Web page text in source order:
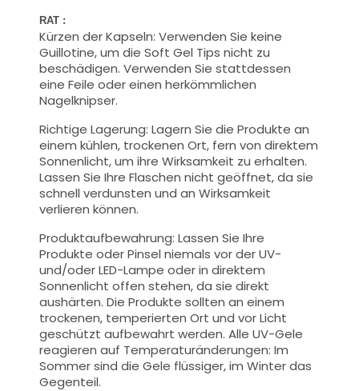
RAT :
Kürzen der Kapseln: Verwenden Sie keine
Guillotine, um die Soft Gel Tips nicht zu
beschädigen. Verwenden Sie stattdessen
eine Feile oder einen herkömmlichen
Nagelknipser.
Richtige Lagerung: Lagern Sie die Produkte an
einem kühlen, trockenen Ort, fern von direktem
Sonnenlicht, um ihre Wirksamkeit zu erhalten.
Lassen Sie Ihre Flaschen nicht geöffnet, da sie
schnell verdunsten und an Wirksamkeit
verlieren können.
Produktaufbewahrung: Lassen Sie Ihre
Produkte oder Pinsel niemals vor der UV-
und/oder LED-Lampe oder in direktem
Sonnenlicht offen stehen, da sie direkt
aushärten. Die Produkte sollten an einem
trockenen, temperierten Ort und vor Licht
geschützt aufbewahrt werden. Alle UV-Gele
reagieren auf Temperaturänderungen: Im
Sommer sind die Gele flüssiger, im Winter das
Gegenteil.